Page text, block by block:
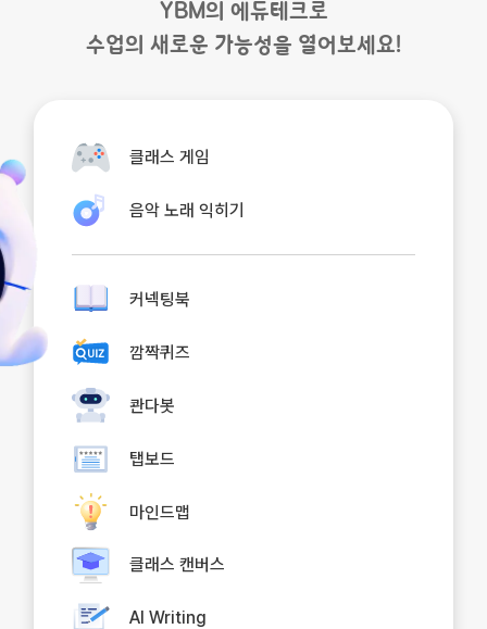
YBM의 에듀테크로
수업의 새로운 가능성을 열어보세요!
클래스 게임
음악 노래 익히기
커넥팅북
깜짝퀴즈
콴다봇
탭보드
마인드맵
클래스 캔버스
AI Writing